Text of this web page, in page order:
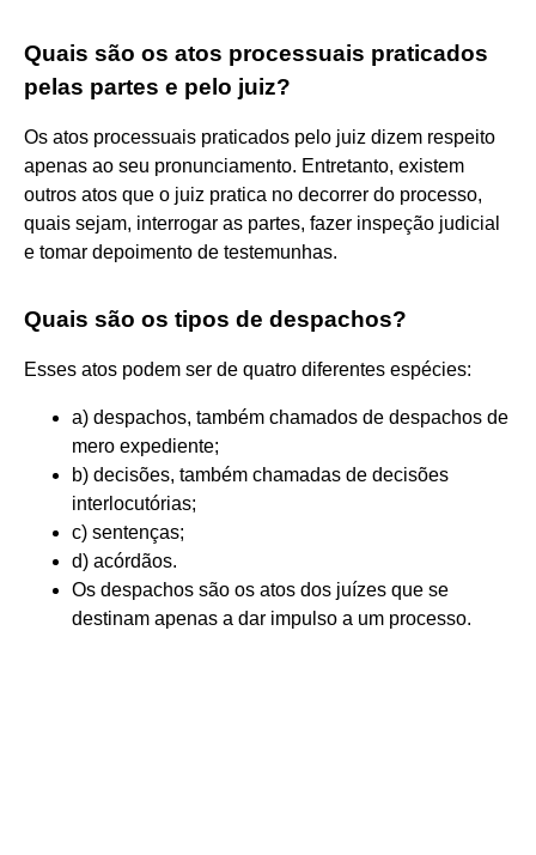
Quais são os atos processuais praticados
pelas partes e pelo juiz?
Os atos processuais praticados pelo juiz dizem respeito
apenas ao seu pronunciamento. Entretanto, existem
outros atos que o juiz pratica no decorrer do processo,
quais sejam, interrogar as partes, fazer inspeção judicial
e tomar depoimento de testemunhas.
Quais são os tipos de despachos?
Esses atos podem ser de quatro diferentes espécies:
a) despachos, também chamados de despachos de
mero expediente;
b) decisões, também chamadas de decisões
interlocutórias;
c) sentenças;
d) acórdãos.
Os despachos são os atos dos juízes que se
destinam apenas a dar impulso a um processo.